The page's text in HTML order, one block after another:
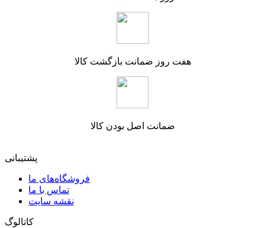
هفت روز ضمانت بازگشت کالا
ضمانت اصل بودن کالا
پشتیبانی
فروشگاه‌های ما
تماس با ما
نقشه سایت
کاتالوگ